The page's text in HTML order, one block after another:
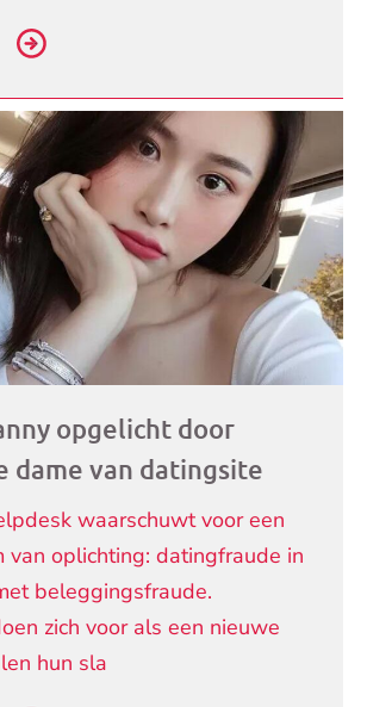
opgelicht door
dame van datingsite
waarschuwt voor een
van oplichting: datingfraude in
beleggingsfraude.
zich voor als een nieuwe
hun sla